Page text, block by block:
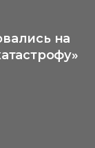
на